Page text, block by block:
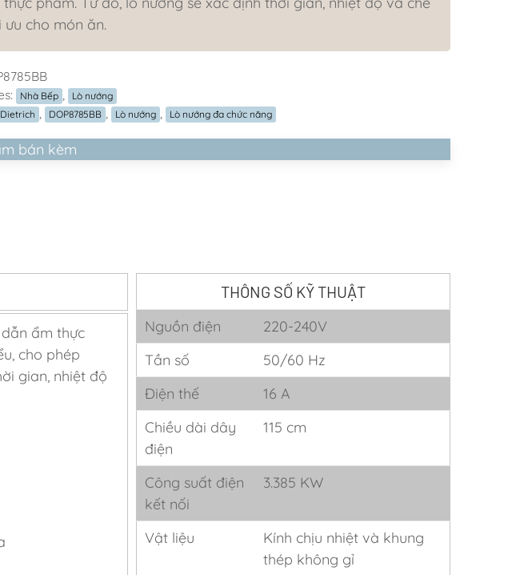
ưu cho món ăn.
Nhà Bếp , Lò nướng
, DOP8785BB , Lò nướng , Lò nướng đa chức năng
bán kèm
THÔNG SỐ KỸ THUẬT
Nguồn điện
220-240V
Tần số
50/60 Hz
Điện thế
16 A
Chiều dài dây
điện
115 cm
Công suất điện
kết nối
3.385 KW
Vật liệu
Kính chịu nhiệt và khung
thép không gỉ
ẩm thực
cho phép
gian, nhiệt độ